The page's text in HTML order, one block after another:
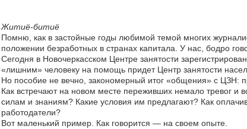
Житиё-битиё
Помню, как в застойные годы любимой темой многих
положении безработных в странах капитала. У нас, бодро
Сегодня в Новочеркасском Центре занятости
«лишним» человеку на помощь придет Центр занятости
Но пособие не вечно, закономерный итог «общения» с ЦЗН:
Как встречают на новом месте переживших немало тревог
силам и знаниям? Какие условия им предлагают? Как
работодатели?
Вот маленький пример. Как говорится — на своем опыте.